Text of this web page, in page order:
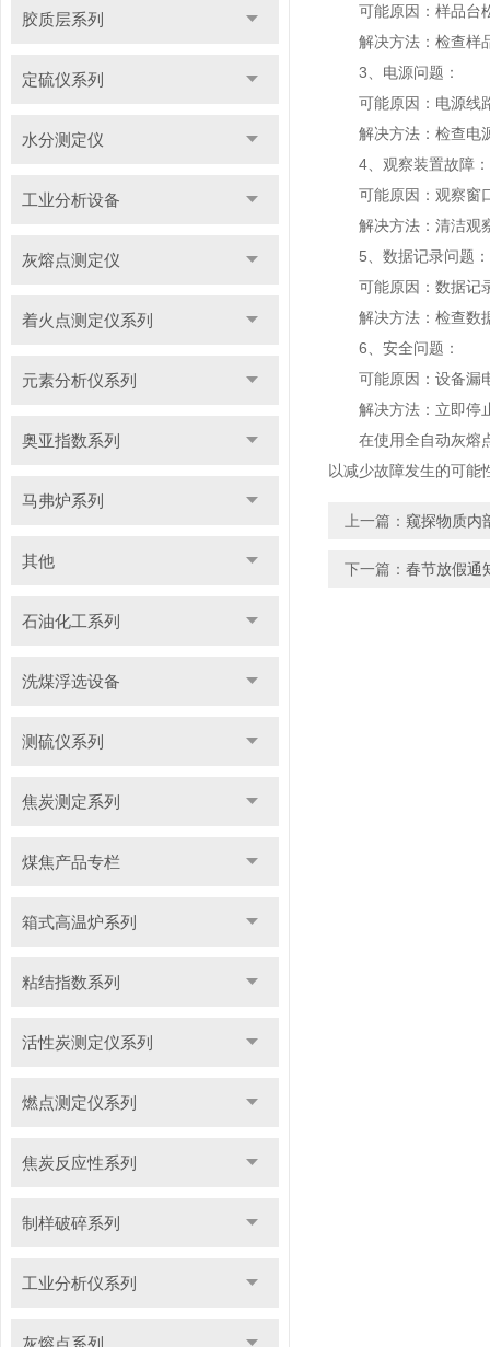
胶质层系列
定硫仪系列
水分测定仪
工业分析设备
灰熔点测定仪
着火点测定仪系列
元素分析仪系列
奥亚指数系列
马弗炉系列
其他
石油化工系列
洗煤浮选设备
测硫仪系列
焦炭测定系列
煤焦产品专栏
箱式高温炉系列
粘结指数系列
活性炭测定仪系列
燃点测定仪系列
焦炭反应性系列
制样破碎系列
工业分析仪系列
灰熔点系列
可能原因：样品台
解决方法：检查样品
3、电源问题：
可能原因：电源线
解决方法：检查电源
4、观察装置故障：
可能原因：观察窗
解决方法：清洁观察
5、数据记录问题：
可能原因：数据记
解决方法：检查数据
6、安全问题：
可能原因：设备漏
解决方法：立即停止
在使用全自动灰熔点
以减少故障发生的可能
上一篇： 窥探物质内
下一篇： 春节放假通